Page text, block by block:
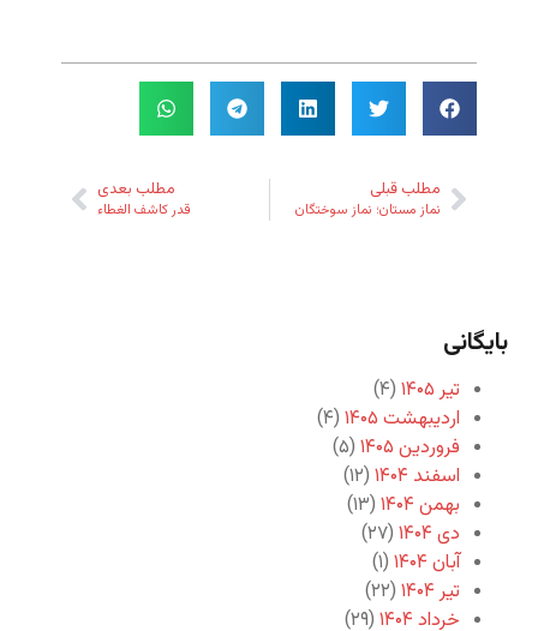
مطلب قبلی
نماز مستان؛ نماز سوختگان
مطلب بعدی
قدر کاشف الغطاء
بایگانی
تیر ۱۴۰۵
(۴)
اردیبهشت ۱۴۰۵
(۴)
فروردین ۱۴۰۵
(۵)
اسفند ۱۴۰۴
(۱۲)
بهمن ۱۴۰۴
(۱۳)
دی ۱۴۰۴
(۲۷)
آبان ۱۴۰۴
(۱)
تیر ۱۴۰۴
(۲۲)
خرداد ۱۴۰۴
(۲۹)